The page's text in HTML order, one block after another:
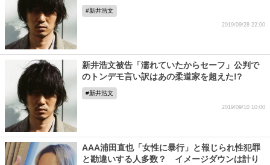
新井浩文
2019/09/28 22:00
新井浩文被告「濡れていたからセーフ」公判で
のトンデモ言い訳はあの柔道家を超えた!?
新井浩文
2019/09/10 10:00
AAA浦田直也「女性に暴行」と報じられ性犯罪
と勘違いする人多数？ イメージダウンは計り